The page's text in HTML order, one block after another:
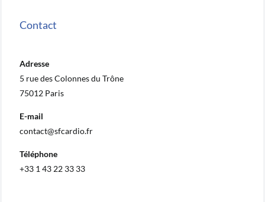
Contact
Adresse
5 rue des Colonnes du Trône
75012 Paris
E-mail
contact@sfcardio.fr
Téléphone
+33 1 43 22 33 33